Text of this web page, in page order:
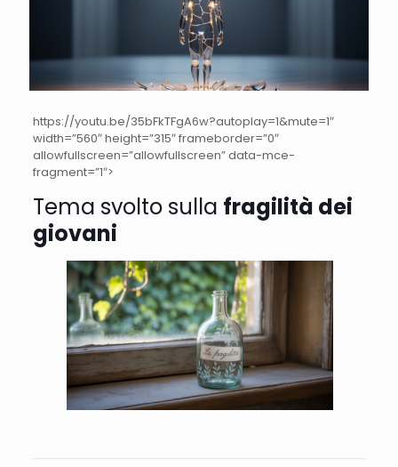
https://youtu.be/35bFkTFgA6w?autoplay=1&mute=1″
width=”560″ height=”315″ frameborder=”0″
allowfullscreen=”allowfullscreen” data-mce-
fragment=”1″>
Tema svolto sulla fragilità dei
giovani